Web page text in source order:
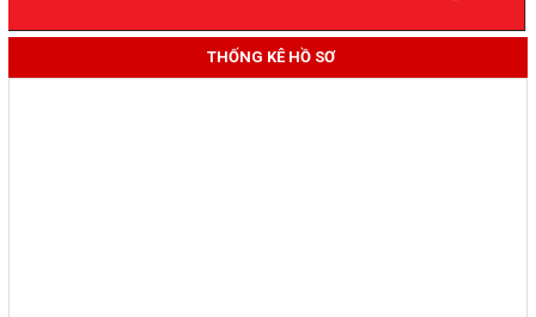
THỐNG KÊ HỒ SƠ